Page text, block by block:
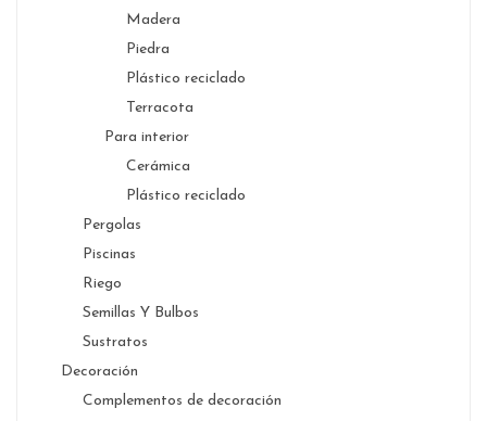
Madera
Piedra
Plástico reciclado
Terracota
Para interior
Cerámica
Plástico reciclado
Pergolas
Piscinas
Riego
Semillas Y Bulbos
Sustratos
Decoración
Complementos de decoración